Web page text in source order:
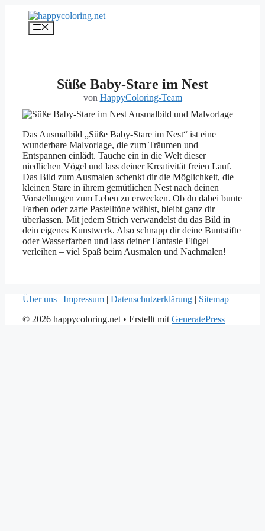
springen
Menü
Süße Baby-Stare im Nest
von HappyColoring-Team
Das Ausmalbild „Süße Baby-Stare im Nest“ ist eine
wunderbare Malvorlage, die zum Träumen und
Entspannen einlädt. Tauche ein in die Welt dieser
niedlichen Vögel und lass deiner Kreativität freien Lauf.
Das Bild zum Ausmalen schenkt dir die Möglichkeit, die
kleinen Stare in ihrem gemütlichen Nest nach deinen
Vorstellungen zum Leben zu erwecken. Ob du dabei bunte
Farben oder zarte Pastelltöne wählst, bleibt ganz dir
überlassen. Mit jedem Strich verwandelst du das Bild in
dein eigenes Kunstwerk. Also schnapp dir deine Buntstifte
oder Wasserfarben und lass deiner Fantasie Flügel
verleihen – viel Spaß beim Ausmalen und Nachmalen!
Über uns | Impressum | Datenschutzerklärung | Sitemap
© 2026 happycoloring.net • Erstellt mit GeneratePress